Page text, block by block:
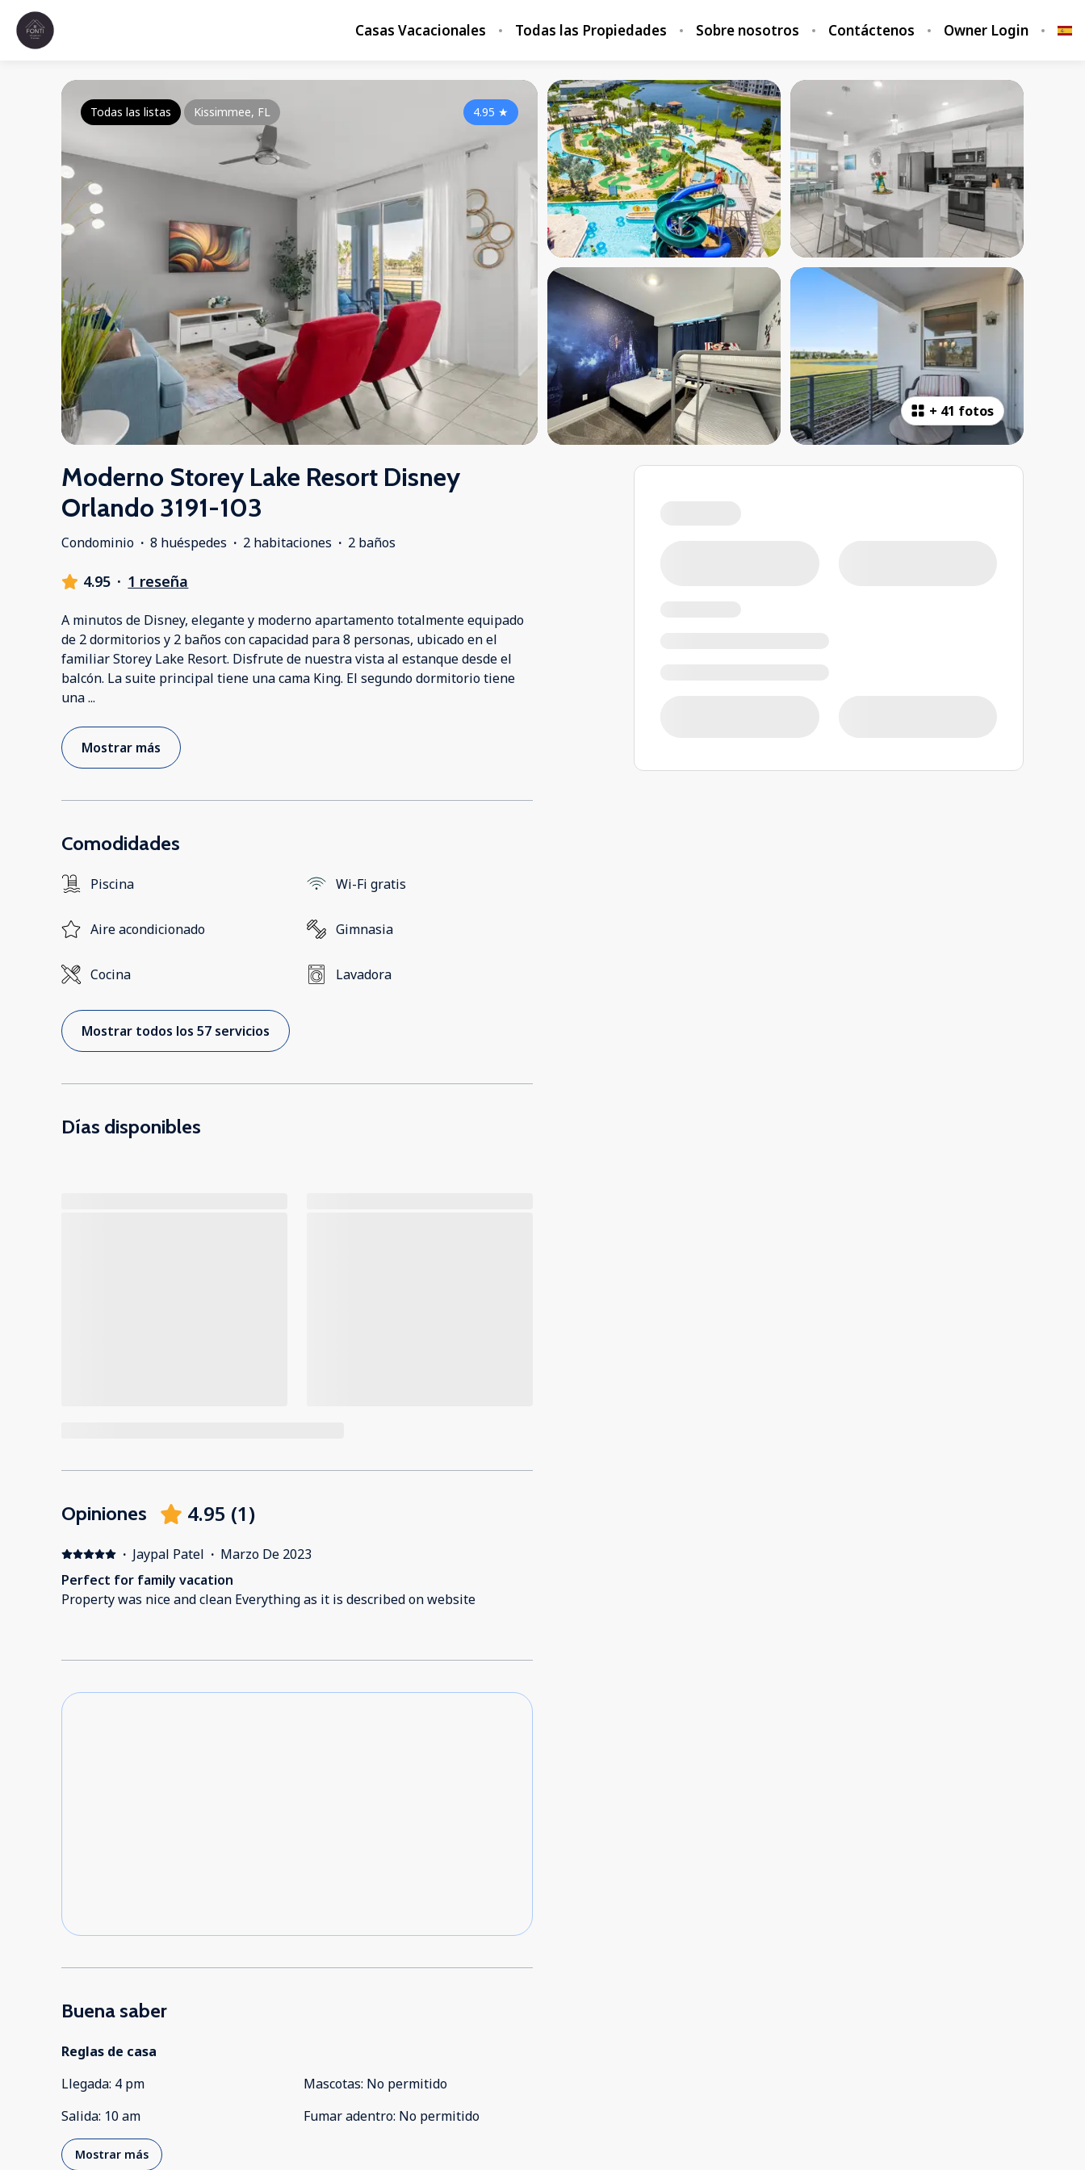
Casas Vacacionales Todas las Propiedades Sobre nosotros Contáctenos Owner Login
+ 41 fotos
4.95 ★
Todas las listas Kissimmee, FL
Moderno Storey Lake Resort Disney
Orlando 3191-103
Condominio · 8 huéspedes · 2 habitaciones · 2 baños
4.95 · 1 reseña
A minutos de Disney, elegante y moderno apartamento totalmente equipado
de 2 dormitorios y 2 baños con capacidad para 8 personas, ubicado en el
familiar Storey Lake Resort. Disfrute de nuestra vista al estanque desde el
balcón. La suite principal tiene una cama King. El segundo dormitorio tiene
una...
Mostrar más
Comodidades
Piscina Wi-Fi gratis
Aire acondicionado Gimnasia
Cocina Lavadora
Mostrar todos los 57 servicios
Días disponibles
Opiniones 4.95 (1)
· Jaypal Patel · Marzo De 2023
Perfect for family vacation
Property was nice and clean Everything as it is described on website
Buena saber
Reglas de casa
Llegada: 4 pm
Salida: 10 am
Mascotas: No permitido
Fumar adentro: No permitido
Mostrar más